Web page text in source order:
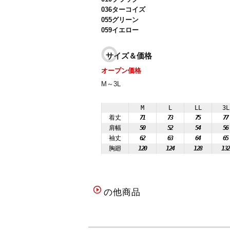
036ターコイズ
055グリーン
059イエロー
サイズ＆価格
オープン価格
M～3L
M L LL
3L
着丈
71 73 75
77
肩幅
50 52 54
56
袖丈
62 63 64
65
胸廻
120 124 128 132
の他商品